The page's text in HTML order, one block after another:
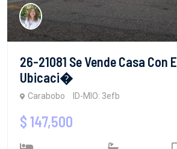
26-21081 Se Vende Casa Con
Ubicaci�
Carabobo ID-MIO: 3efb
$ 147,500